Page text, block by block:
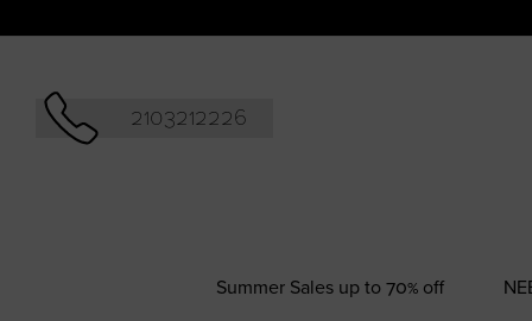
2103212226
Summer Sales up to 70% off